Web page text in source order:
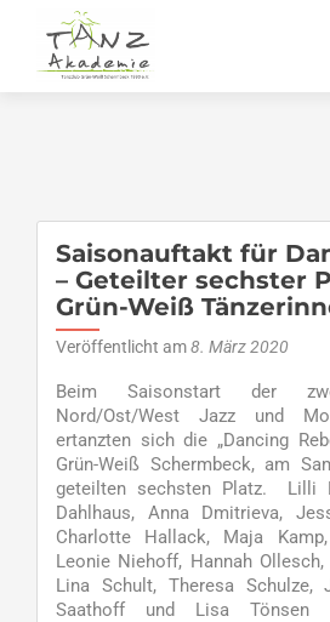
Saisonauftakt für
– Geteilter sechster
Grün-Weiß
Veröffentlicht am8. März 2020
Beim Saisonstart der
Nord/Ost/West Jazz und
ertanzten sich die „Dancing
Grün-Weiß Schermbeck, am
geteilten sechsten Platz. Lilli
Dahlhaus, Anna Dmitrieva,
Charlotte Hallack, Maja
Leonie Niehoff, Hannah Ollesch,
Lina Schult, Theresa Schulze,
Saathoff und Lisa Tönsen